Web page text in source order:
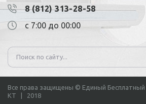
8 (812) 313-28-58
с 7:00 до 00:00
Все права защищены © Единый
КТ | 2018